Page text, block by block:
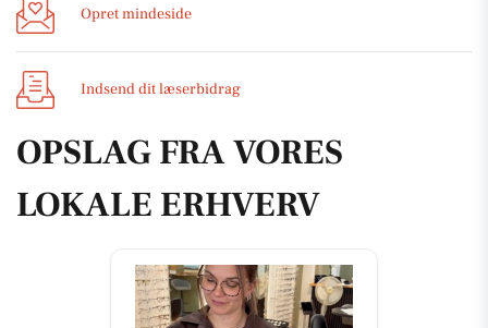
Opret mindeside
Indsend dit læserbidrag
OPSLAG FRA VORES
LOKALE ERHVERV